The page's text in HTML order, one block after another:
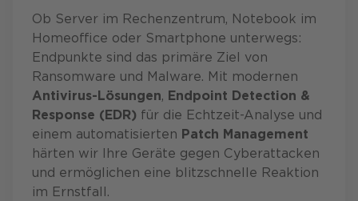
Ob Server im Rechenzentrum, Notebook im
Homeoffice oder Smartphone unterwegs:
Endpunkte sind das primäre Ziel von
Ransomware und Malware. Mit modernen
Antivirus-Lösungen, Endpoint Detection &
Response (EDR) für die Echtzeit-Analyse und
einem automatisierten Patch Management
härten wir Ihre Geräte gegen Cyberattacken
und ermöglichen eine blitzschnelle Reaktion
im Ernstfall.